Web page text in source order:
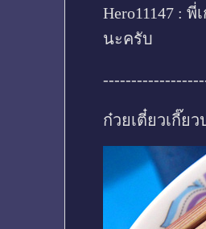
Hero11147 :
นะครับ
ก๋วยเตี๋ยวเกี๊ย